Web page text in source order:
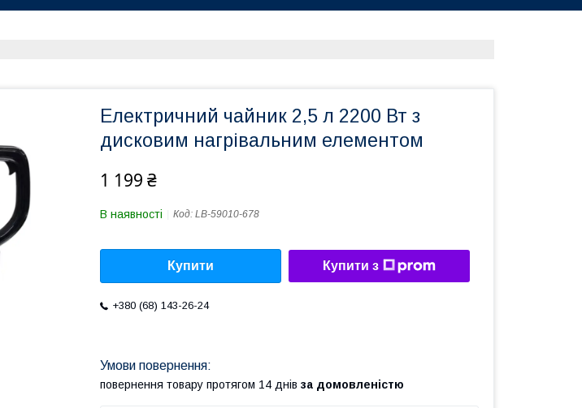
Електричний чайник 2,5 л 2200 Вт з
дисковим нагрівальним елементом
1 199 ₴
В наявності Код: LB-59010-678
Купити Купити з
+380 (68) 143-26-24
повернення товару протягом 14 днів за домовленістю